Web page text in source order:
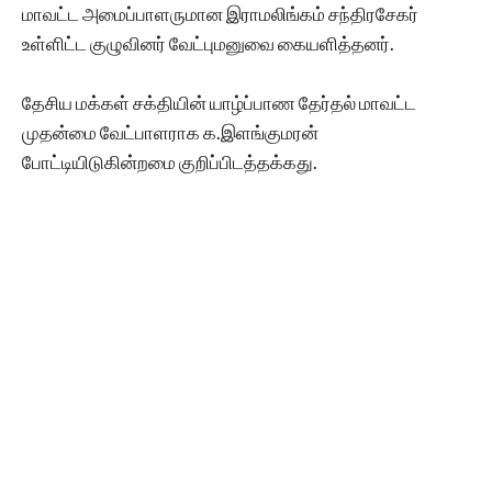
மாவட்ட அமைப்பாளருமான இராமலிங்கம் சந்திரசேகர்
உள்ளிட்ட குழுவினர் வேட்புமனுவை கையளித்தனர்.
தேசிய மக்கள் சக்தியின் யாழ்ப்பாண தேர்தல் மாவட்ட
முதன்மை வேட்பாளராக க.இளங்குமரன்
போட்டியிடுகின்றமை குறிப்பிடத்தக்கது.